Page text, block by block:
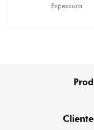
Espessura